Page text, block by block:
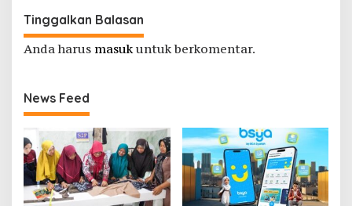
Tinggalkan Balasan
Anda harus masuk untuk berkomentar.
News Feed